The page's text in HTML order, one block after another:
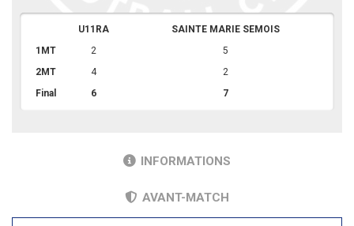
U11RA
SAINTE MARIE SEMOIS
1MT
2
5
2MT
4
2
Final
6 7
INFORMATIONS
AVANT-MATCH